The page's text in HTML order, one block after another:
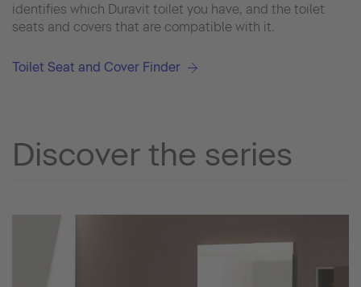
identifies which Duravit toilet you have, and the toilet
seats and covers that are compatible with it.
Toilet Seat and Cover Finder
Discover the series